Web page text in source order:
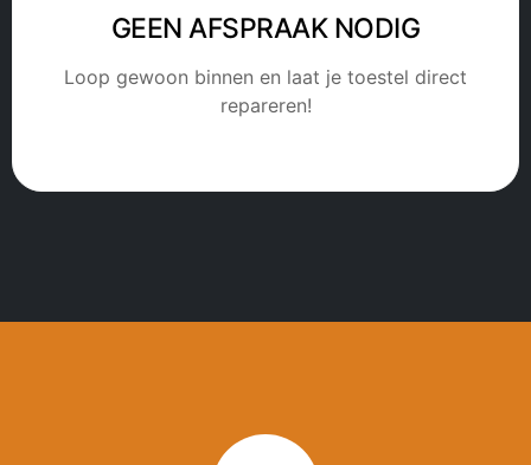
GEEN AFSPRAAK NODIG
Loop gewoon binnen en laat je toestel direct
repareren!